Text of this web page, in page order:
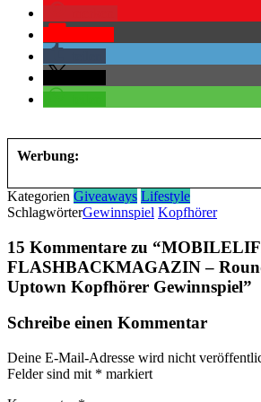
Werbung:
Kategorien Giveaways Lifestyle
SchlagwörterGewinnspiel Kopfhörer
15 Kommentare zu “
FLASHBACKMAGAZIN –
Uptown Kopfhörer Gewinnspiel”
Schreibe einen Kommentar
Deine E-Mail-Adresse wird nicht
Felder sind mit * markiert